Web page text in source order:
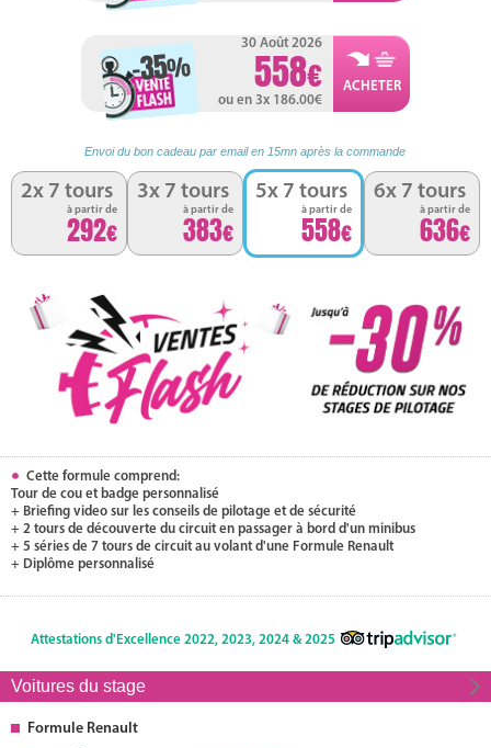
30 Août 2026
558
ou en 3x 186.00
-35%
Envoi du bon cadeau par email en 15mn après la commande
2x 7 tours
à partir de
292
3x 7 tours
à partir de
383
5x 7 tours
à partir de
558
6x 7 tours
à partir de
636
Cette formule comprend:
Tour de cou et badge personnalisé
+ Briefing video sur les conseils de pilotage et de sécurité
+ 2 tours de découverte du circuit en passager à bord d'un minibus
+ 5 séries de 7 tours de circuit au volant d'une Formule Renault
+ Diplôme personnalisé
Attestations d'Excellence 2022, 2023, 2024 & 2025
Voitures du stage
Formule Renault